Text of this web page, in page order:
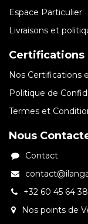
Espace Particulier
Livraisons et
Certifications
Nos Certifications
Politique de
Termes et
Nous
Contact
+32 60 45 64 38
Nos points de